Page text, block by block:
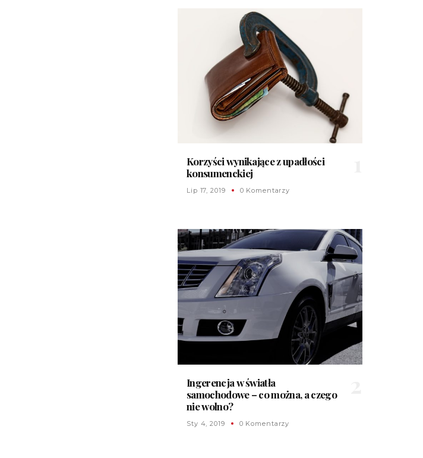
Korzyści wynikające z upadłości
konsumenckiej
Lip 17, 2019 0 Komentarzy
Ingerencja w światła
samochodowe – co można, a czego
nie wolno?
Sty 4, 2019 0 Komentarzy